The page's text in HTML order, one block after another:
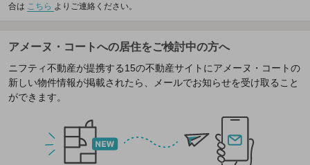
合は こちら よりご連絡ください。
アメーヌ・コートへの居住をご検討中の方へ
ニフティ不動産が提携する15の不動産サイトにアメーヌ・コートの
新しい物件情報が掲載されたら、メールでお知らせを受け取ること
ができます。